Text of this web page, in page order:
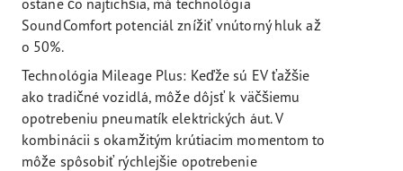
SoundComfort potenciál znížiť vnútorný hluk až
o 50%.
Technológia Mileage Plus: Keďže sú EV ťažšie
ako tradičné vozidlá, môže dôjsť k väčšiemu
opotrebeniu pneumatík elektrických áut. V
kombinácii s okamžitým krútiacim momentom to
môže spôsobiť rýchlejšie opotrebenie